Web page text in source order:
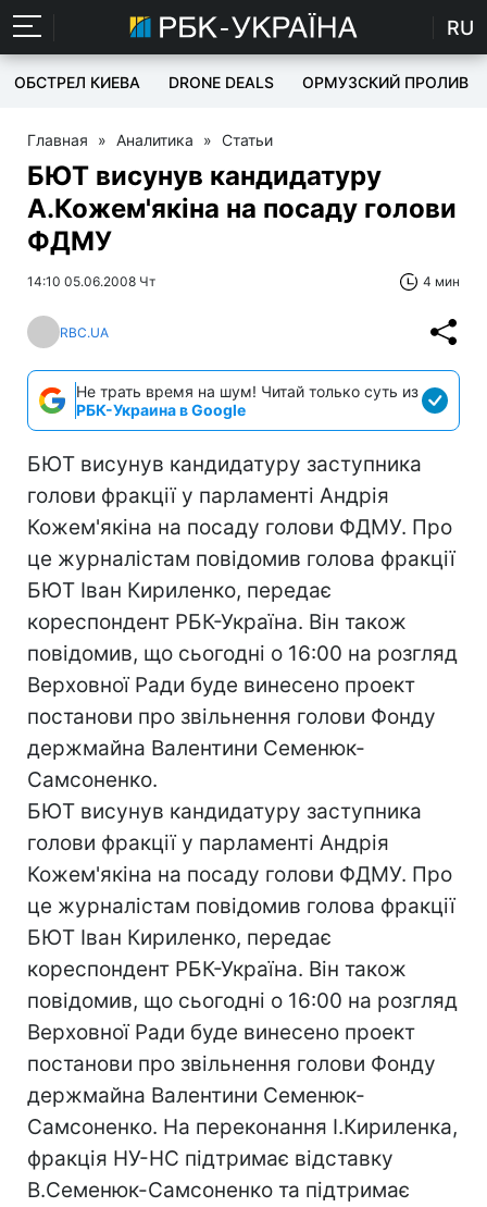
RU
ОБСТРЕЛ КИЕВА DRONE DEALS ОРМУЗСКИЙ ПРОЛИВ
Главная » Аналитика » Статьи
БЮТ висунув кандидатуру
А.Кожем'якіна на посаду голови
ФДМУ
14:10 05.06.2008 Чт 4 мин
RBC.UA
Не трать время на шум! Читай только суть из
РБК-Украина в Google
БЮТ висунув кандидатуру заступника
голови фракції у парламенті Андрія
Кожем'якіна на посаду голови ФДМУ. Про
це журналістам повідомив голова фракції
БЮТ Іван Кириленко, передає
кореспондент РБК-Україна. Він також
повідомив, що сьогодні о 16:00 на розгляд
Верховної Ради буде винесено проект
постанови про звільнення голови Фонду
держмайна Валентини Семенюк-
Самсоненко.
БЮТ висунув кандидатуру заступника
голови фракції у парламенті Андрія
Кожем'якіна на посаду голови ФДМУ. Про
це журналістам повідомив голова фракції
БЮТ Іван Кириленко, передає
кореспондент РБК-Україна. Він також
повідомив, що сьогодні о 16:00 на розгляд
Верховної Ради буде винесено проект
постанови про звільнення голови Фонду
держмайна Валентини Семенюк-
Самсоненко. На переконання І.Кириленка,
фракція НУ-НС підтримає відставку
В.Семенюк-Самсоненко та підтримає